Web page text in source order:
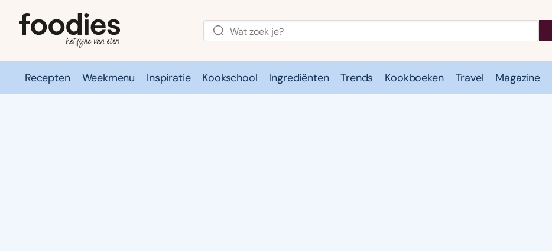
Recepten Weekmenu Inspiratie Kookschool Ingrediënten Trends Kookboeken Travel Magazine